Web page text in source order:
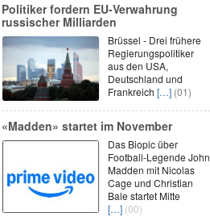
Politiker fordern EU-Verwahrung
russischer Milliarden
Brüssel - Drei frühere
Regierungspolitiker
aus den USA,
Deutschland und
Frankreich […] (01)
«Madden» startet im November
Das Biopic über
Football-Legende John
Madden mit Nicolas
Cage und Christian
Bale startet Mitte
[…] (00)